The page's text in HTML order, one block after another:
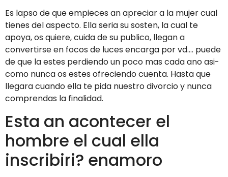
Es lapso de que empieces an apreciar a la mujer cual
tienes del aspecto. Ella seri­a su sosten, la cual te
apoya, os quiere, cuida de su publico, llegan a
convertirse en focos de luces encarga por vd…. puede
de que la estes perdiendo un poco mas cada ano asi­
como nunca os estes ofreciendo cuenta. Hasta que
llegara cuando ella te pida nuestro divorcio y nunca
comprendas la finalidad.
Esta an acontecer el
hombre el cual ella
inscribiri? enamoro